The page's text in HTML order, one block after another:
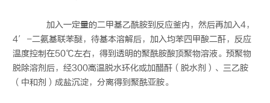
加入一定量的二甲基乙酰胺到反应釜内，然后再加入4，
4′-二氨基联苯醚，待基本溶解后，加入均苯四甲酸二酐，反应
温度控制在50℃左右，得到透明的聚酰胺酸顶聚物溶液。预聚物
脱除溶剂后，经300高温脱水环化或加醋酐（脱水剂）、三乙胺
（中和剂）成盐沉淀，分离得到聚酰亚胺。